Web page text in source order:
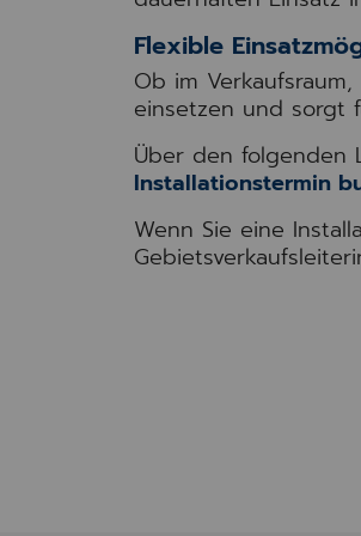
Flexible
Ob im
einsetzen und sorgt
Über den folgenden
Installationstermin
Wenn Sie eine